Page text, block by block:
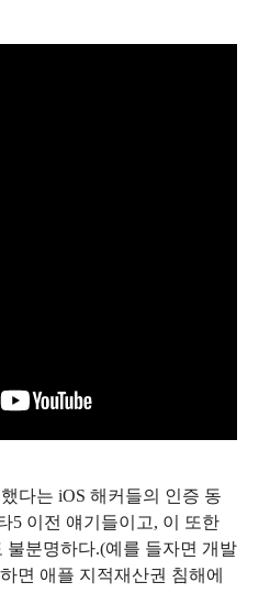
다는 iOS 해커들의 인증 동
5 이전 얘기들이고, 이 또한
불분명하다.(예를 들자면 개발
면 애플 지적재산권 침해에